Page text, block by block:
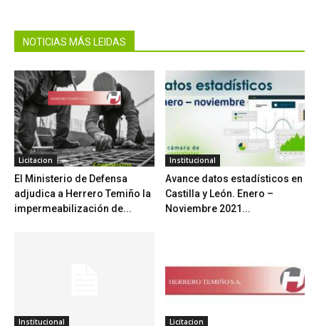
NOTICIAS MÁS LEIDAS
Licitacion
El Ministerio de Defensa
adjudica a Herrero Temiño la
impermeabilización de...
Institucional
Avance datos estadísticos en
Castilla y León. Enero –
Noviembre 2021...
Institucional Licitacion